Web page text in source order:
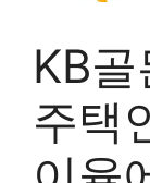
KB
주택